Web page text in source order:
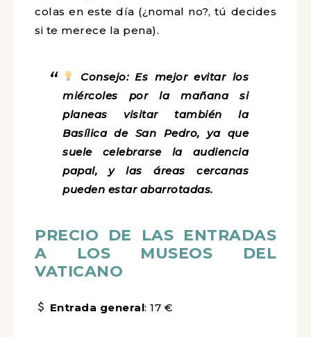
colas en este día (¿nomal no?, tú decides
si te merece la pena).
Consejo: Es mejor evitar los
miércoles por la mañana si
planeas visitar también la
Basílica de San Pedro, ya que
suele celebrarse la audiencia
papal, y las áreas cercanas
pueden estar abarrotadas.
PRECIO DE LAS ENTRADAS
A LOS MUSEOS DEL
VATICANO
Entrada general: 17 €